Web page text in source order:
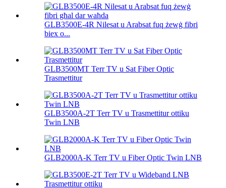
GLB3500E-4R Nilesat u Arabsat fuq żewġ fibri
biex o...
GLB3500MT Terr TV u Sat Fiber Optic
Trasmettitur
GLB3500A-2T Terr TV u Trasmettitur ottiku
Twin LNB
GLB2000A-K Terr TV u Fiber Optic Twin LNB